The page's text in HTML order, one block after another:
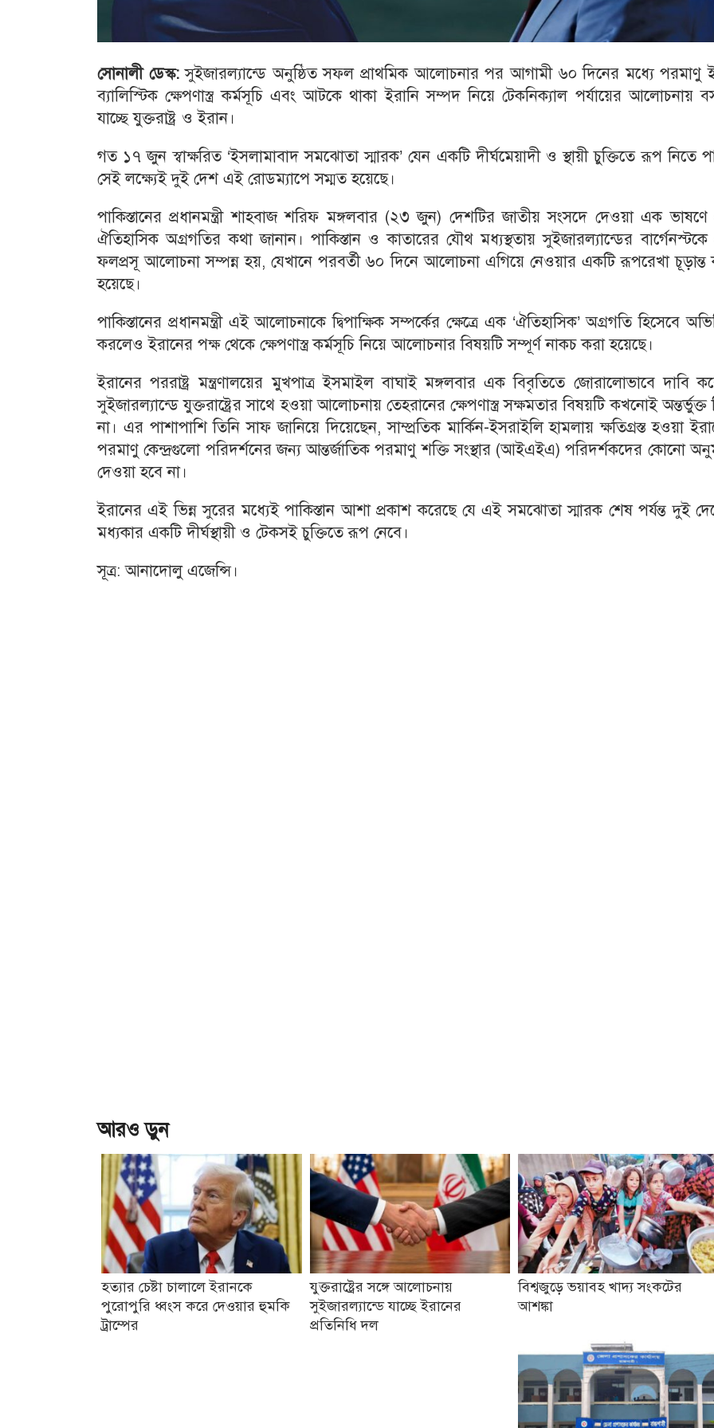
সোনালী ডেস্ক:সুইজারল্যান্ডে অনুষ্ঠিত সফল প্রাথমিক আলোচনার পর আগামী ৬০ দিনের মধ্যে পরমাণু
ব্যালিস্টিক ক্ষেপণাস্ত্র কর্মসূচি এবং আটকে থাকা ইরানি সম্পদ নিয়ে টেকনিক্যাল পর্যায়ের আলোচনায়
যাচ্ছে যুক্তরাষ্ট্র ও ইরান।
গত ১৭ জুন স্বাক্ষরিত ‘ইসলামাবাদ সমঝোতা স্মারক’ যেন একটি দীর্ঘমেয়াদী ও স্থায়ী চুক্তিতে রূপ নিতে
সেই লক্ষ্যেই দুই দেশ এই রোডম্যাপে সম্মত হয়েছে।
পাকিস্তানের প্রধানমন্ত্রী শাহবাজ শরিফ মঙ্গলবার (২৩ জুন) দেশটির জাতীয় সংসদে দেওয়া এক
ঐতিহাসিক অগ্রগতির কথা জানান। পাকিস্তান ও কাতারের যৌথ মধ্যস্থতায় সুইজারল্যান্ডের
ফলপ্রসূ আলোচনা সম্পন্ন হয়, যেখানে পরবর্তী ৬০ দিনে আলোচনা এগিয়ে নেওয়ার একটি রূপরেখা চূড়ান্ত
হয়েছে।
পাকিস্তানের প্রধানমন্ত্রী এই আলোচনাকে দ্বিপাক্ষিক সম্পর্কের ক্ষেত্রে এক ‘ঐতিহাসিক’ অগ্রগতি হিসেবে
করলেও ইরানের পক্ষ থেকে ক্ষেপণাস্ত্র কর্মসূচি নিয়ে আলোচনার বিষয়টি সম্পূর্ণ নাকচ করা হয়েছে।
ইরানের পররাষ্ট্র মন্ত্রণালয়ের মুখপাত্র ইসমাইল বাঘাই মঙ্গলবার এক বিবৃতিতে জোরালোভাবে দাবি
সুইজারল্যান্ডে যুক্তরাষ্ট্রের সাথে হওয়া আলোচনায় তেহরানের ক্ষেপণাস্ত্র সক্ষমতার বিষয়টি কখনোই অন্তর্ভুক্ত
না। এর পাশাপাশি তিনি সাফ জানিয়ে দিয়েছেন, সাম্প্রতিক মার্কিন-ইসরাইলি হামলায় ক্ষতিগ্রস্ত হওয়া
পরমাণু কেন্দ্রগুলো পরিদর্শনের জন্য আন্তর্জাতিক পরমাণু শক্তি সংস্থার (আইএইএ) পরিদর্শকদের কোনো
দেওয়া হবে না।
ইরানের এই ভিন্ন সুরের মধ্যেই পাকিস্তান আশা প্রকাশ করেছে যে এই সমঝোতা স্মারক শেষ পর্যন্ত দুই
মধ্যকার একটি দীর্ঘস্থায়ী ও টেকসই চুক্তিতে রূপ নেবে।
সূত্র: আনাদোলু এজেন্সি।
আরও ড়ুন
হত্যার চেষ্টা চালালে ইরানকে
পুরোপুরি ধ্বংস করে দেওয়ার হুমকি
ট্রাম্পের
যুক্তরাষ্ট্রের সঙ্গে আলোচনায়
সুইজারল্যান্ডে যাচ্ছে ইরানের
প্রতিনিধি দল
বিশ্বজুড়ে ভয়াবহ খাদ্য সংকটের
আশঙ্কা